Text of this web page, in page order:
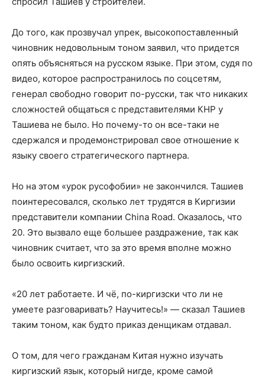
До того, как прозвучал упрек, высокопоставленный
чиновник недовольным тоном заявил, что придется
опять объясняться на русском языке. При этом, судя по
видео, которое распространилось по соцсетям,
генерал свободно говорит по-русски, так что никаких
сложностей общаться с представителями КНР у
Ташиева не было. Но почему-то он все-таки не
сдержался и продемонстрировал свое отношение к
языку своего стратегического партнера.
Но на этом «урок русофобии» не закончился. Ташиев
поинтересовался, сколько лет трудятся в Киргизии
представители компании China Road. Оказалось, что
20. Это вызвало еще большее раздражение, так как
чиновник считает, что за это время вполне можно
было освоить киргизский.
«20 лет работаете. И чё, по-киргизски что ли не
умеете разговаривать? Научитесь!» — сказал Ташиев
таким тоном, как будто приказ денщикам отдавал.
О том, для чего гражданам Китая нужно изучать
киргизский язык, который нигде, кроме самой